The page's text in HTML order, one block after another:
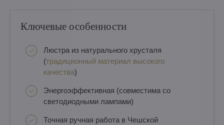
Ключевые особенности
Люстра из натурального хрусталя
(традиционный материал высокого
качества)
Энергоэффективная (совместима со
светодиодными лампами)
Точная ручная работа в Чешской